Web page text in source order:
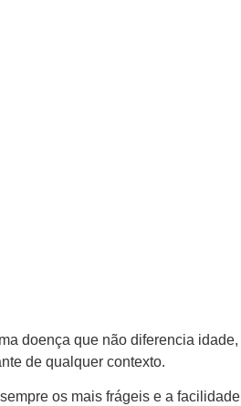
doença que não diferencia
de qualquer contexto.
os mais frágeis e a